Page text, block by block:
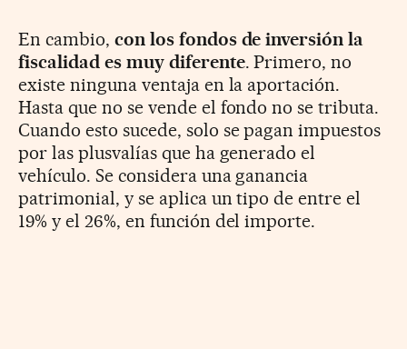
En cambio, con los fondos de inversión la
fiscalidad es muy diferente. Primero, no
existe ninguna ventaja en la aportación.
Hasta que no se vende el fondo no se tributa.
Cuando esto sucede, solo se pagan impuestos
por las plusvalías que ha generado el
vehículo. Se considera una ganancia
patrimonial, y se aplica un tipo de entre el
19% y el 26%, en función del importe.